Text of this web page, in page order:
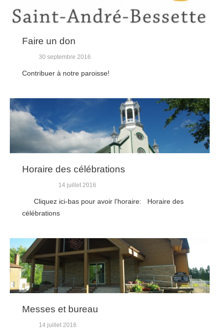
Faire un don
30 septembre 2016
Contribuer à notre paroisse!
Horaire des célébrations
14 juillet 2016
Cliquez ici-bas pour avoir l’horaire: Horaire des
célébrations
Messes et bureau
14 juillet 2016